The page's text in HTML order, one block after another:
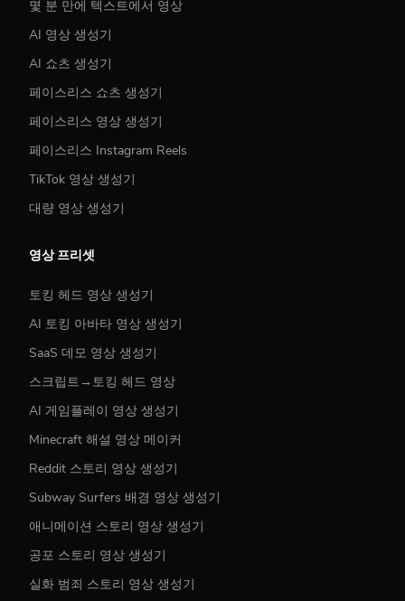
몇 분 만에 텍스트에서 영상
AI 영상 생성기
AI 쇼츠 생성기
페이스리스 쇼츠 생성기
페이스리스 영상 생성기
페이스리스 Instagram Reels
TikTok 영상 생성기
대량 영상 생성기
영상 프리셋
토킹 헤드 영상 생성기
AI 토킹 아바타 영상 생성기
SaaS 데모 영상 생성기
스크립트→토킹 헤드 영상
AI 게임플레이 영상 생성기
Minecraft 해설 영상 메이커
Reddit 스토리 영상 생성기
Subway Surfers 배경 영상 생성기
애니메이션 스토리 영상 생성기
공포 스토리 영상 생성기
실화 범죄 스토리 영상 생성기